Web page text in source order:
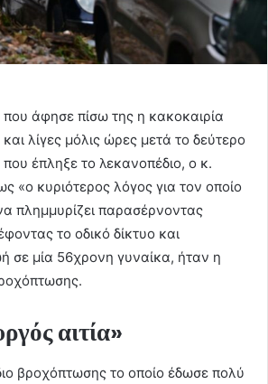
άφησε πίσω της η κακοκαιρία
λίγες μόλις ώρες μετά το δεύτερο
που έπληξε το λεκανοπέδιο, ο κ.
«ο κυριότερος λόγος για τον οποίο
πλημμυρίζει παρασέρνοντας
το οδικό δίκτυο και
σε μία 56χρονη γυναίκα, ήταν η
αιτία»
βροχόπτωσης το οποίο έδωσε πολύ